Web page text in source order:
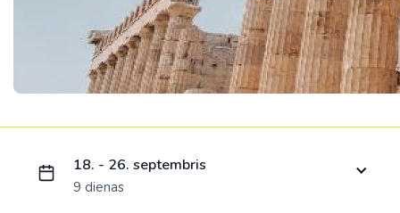
18. - 26. septembris
9 dienas